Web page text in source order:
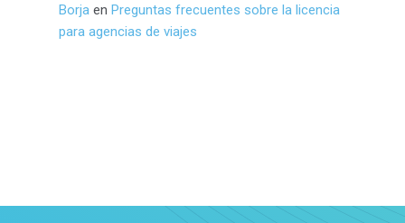
Borja en Preguntas frecuentes sobre la licencia
para agencias de viajes